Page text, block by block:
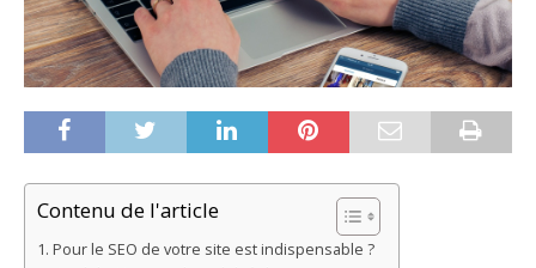
Contenu de l'article
Pour le SEO de votre site est indispensable ?